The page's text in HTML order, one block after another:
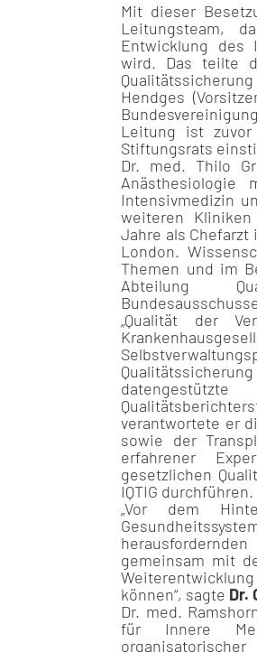
Mit dieser
Leitungsteam,
Entwicklung des
wird. Das teilte
Hendges
Leitung ist zuvor
Stiftungsrats
Dr. med. Thilo
Anästhesiologie
Intensivmedizin
weiteren
Jahre als
London.
Themen und im
Abteilung
„Qualität der
datengestützte
verantwortete er
sowie der
erfahrener
gesetzlichen
IQTIG durchführen.
„Vor dem
gemeinsam mit
Weiterentwicklung
können“, sagte Dr.
Dr. med.
für Innere